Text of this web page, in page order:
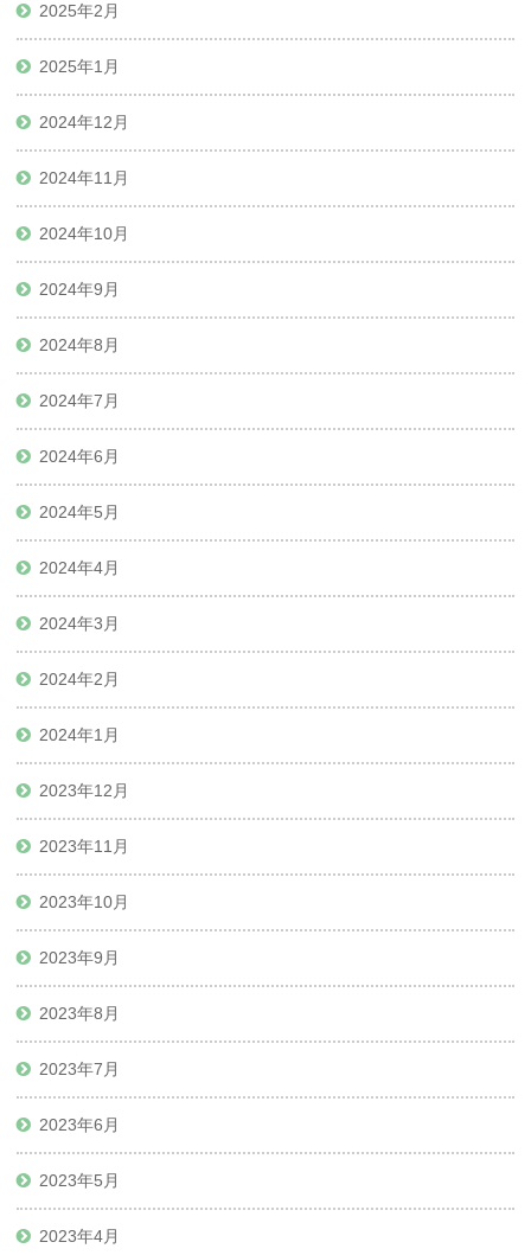
2025年2月
2025年1月
2024年12月
2024年11月
2024年10月
2024年9月
2024年8月
2024年7月
2024年6月
2024年5月
2024年4月
2024年3月
2024年2月
2024年1月
2023年12月
2023年11月
2023年10月
2023年9月
2023年8月
2023年7月
2023年6月
2023年5月
2023年4月